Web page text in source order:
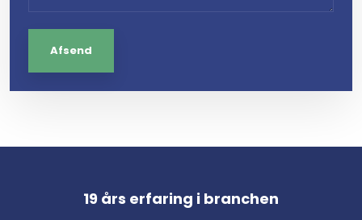
19 års erfaring i branchen​